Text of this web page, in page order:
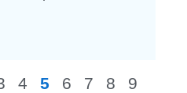
4 5 6 7 8
9